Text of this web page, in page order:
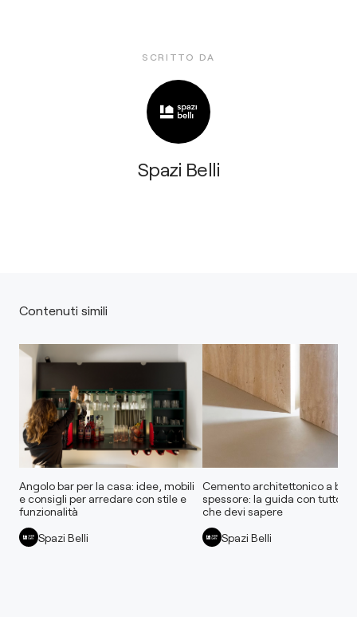
SCRITTO DA
Spazi Belli
Contenuti simili
Angolo bar per la casa: idee, mobili
e consigli per arredare con stile e
funzionalità
Spazi Belli
Cemento architettonico a
spessore: la guida con tutto
che devi sapere
Spazi Belli